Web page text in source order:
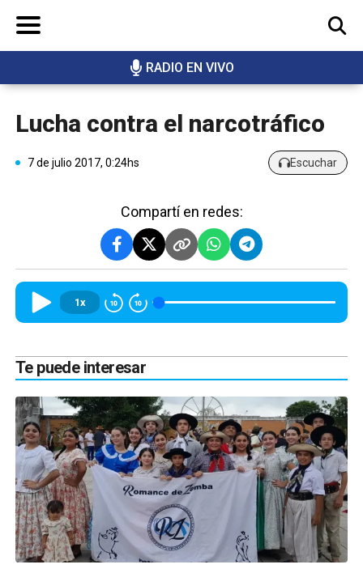
RADIO EN VIVO
BUSCAR
Lucha contra el narcotráfico
7 de julio 2017, 0:24hs Escuchar
Compartí en redes:
1x
Te puede interesar